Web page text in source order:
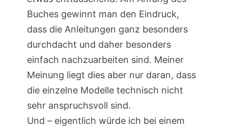
Buches gewinnt man den Eindruck,
dass die Anleitungen ganz besonders
durchdacht und daher besonders
einfach nachzuarbeiten sind. Meiner
Meinung liegt dies aber nur daran, dass
die einzelne Modelle technisch nicht
sehr anspruchsvoll sind.
Und – eigentlich würde ich bei einem